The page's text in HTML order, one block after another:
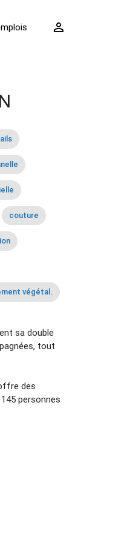
perm_identity
couture
végétal.
sa double
tout
des
personnes